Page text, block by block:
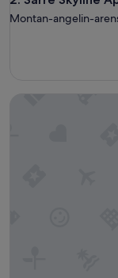
Montan-angelin-
Casa vacanze